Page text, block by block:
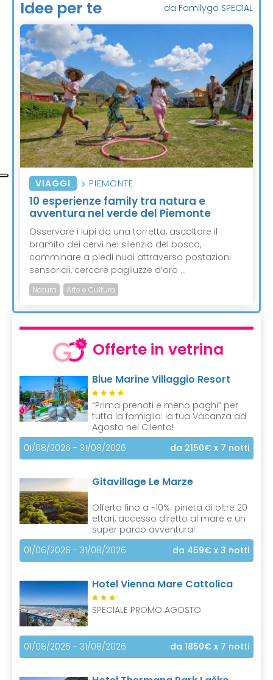
Idee per te da Familygo SPECIAL
VIAGGI PIEMONTE
10 esperienze family tra natura e
avventura nel verde del Piemonte
Osservare i lupi da una torretta, ascoltare il
bramito dei cervi nel silenzio del bosco,
camminare a piedi nudi attraverso postazioni
sensoriali, cercare pagliuzze d’oro ...
Natura Arte e Cultura
Offerte in vetrina
Blue Marine Villaggio Resort
“Prima prenoti e meno paghi” per
tutta la famiglia: la tua Vacanza ad
Agosto nel Cilento!
01/08/2026 - 31/08/2026
da 2150€ x 7 notti
Gitavillage Le Marze
Offerta fino a -10%: pineta di oltre 20
ettari, accesso diretto al mare e un
super parco avventura!
01/06/2026 - 31/08/2026
da 459€ x 3 notti
Hotel Vienna Mare Cattolica
S
SPECIALE PROMO AGOSTO
01/08/2026 - 31/08/2026 da 1850€ x 7 notti